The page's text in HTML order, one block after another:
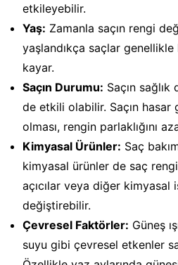
etkileyebilir.
Yaş: Zamanla saçın rengi
yaşlandıkça saçlar
kayar.
Saçın Durumu: Saçın
de etkili olabilir. Saçın hasar
olması, rengin parlaklığını
Kimyasal Ürünler: Saç
kimyasal ürünler de saç
açıcılar veya diğer kimyasal
değiştirebilir.
Çevresel Faktörler: Güneş
suyu gibi çevresel etkenler